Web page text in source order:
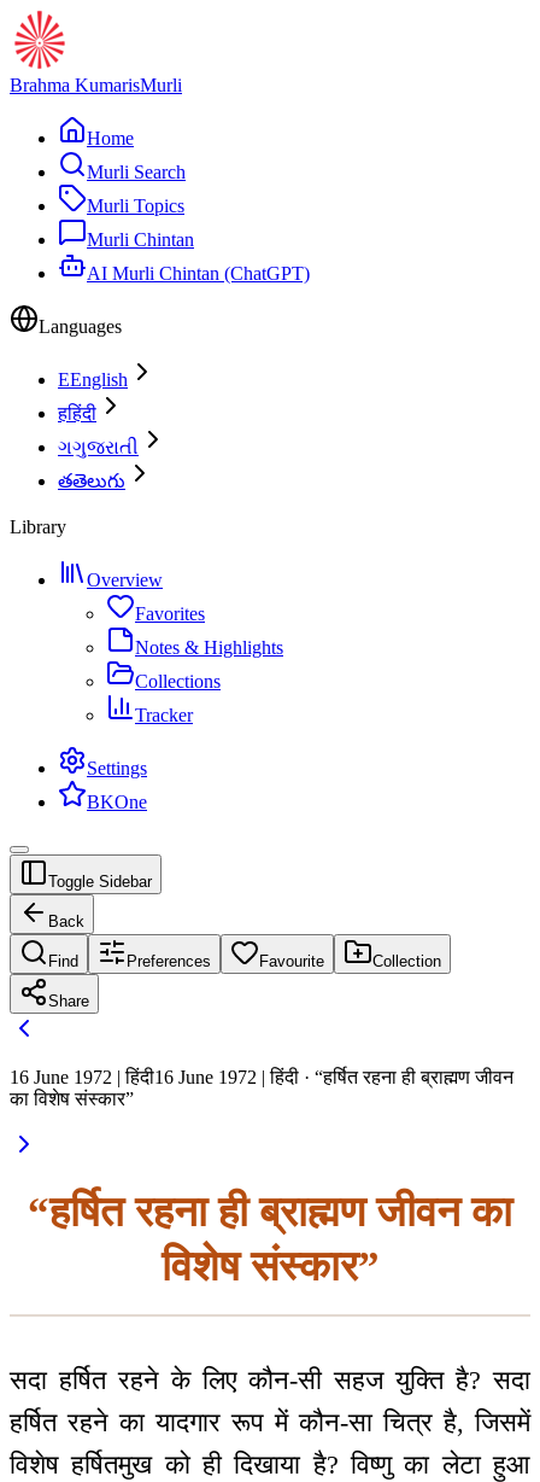
Brahma KumarisMurli
Home
Murli Search
Murli Topics
Murli Chintan
AI Murli Chintan (ChatGPT)
Languages
EEnglish
हहिंदी
ગગુજરાતી
తతెలుగు
Library
Overview
Favorites
Notes & Highlights
Collections
Tracker
Settings
BKOne
Toggle Sidebar
Back
Find Preferences Favourite Collection
Share
16 June 1972 | हिंदी16 June 1972 | हिंदी · “हर्षित रहना ही ब्राह्मण जीवन
का विशेष संस्कार”
“हर्षित रहना ही ब्राह्मण जीवन का
विशेष संस्कार”
सदा हर्षित रहने के लिए कौन-सी सहज युक्ति है? सदा
हर्षित रहने का यादगार रूप में कौन-सा चित्र है, जिसमें
विशेष हर्षितमुख को ही दिखाया है? विष्णु का लेटा हुआ